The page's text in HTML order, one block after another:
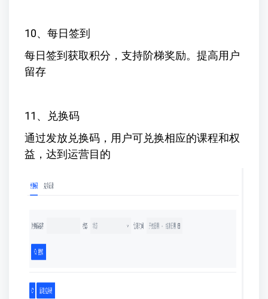
10、每日签到
每日签到获取积分，支持阶梯奖励。提高用户
留存
11、兑换码
通过发放兑换码，用户可兑换相应的课程和权
益，达到运营目的